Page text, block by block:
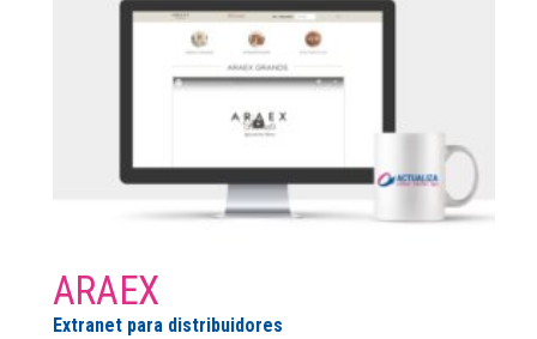
ARAEX
Extranet para distribuidores